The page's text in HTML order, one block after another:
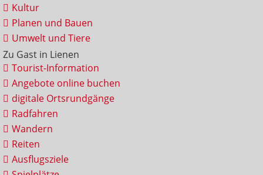
Kultur
Planen und Bauen
Umwelt und Tiere
Zu Gast in Lienen
Tourist-Information
Angebote online buchen
digitale Ortsrundgänge
Radfahren
Wandern
Reiten
Ausflugsziele